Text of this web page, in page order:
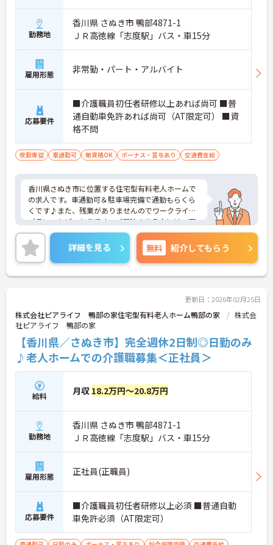
勤務地
香川県 さぬき市 鴨部4871-1
ＪＲ高徳線「志度駅」バス・車15分
雇用形態 非常勤・パート・アルバイト
応募要件
■介護職員初任者研修以上あれば尚可 ■普
通自動車免許あれば尚可（AT限定可） ■資
格不問
夜勤専従 車通勤可 無資格OK ボーナス・賞与あり 交通費支給
香川県さぬき市に位置する住宅型有料老人ホームで
の求人です。車通勤可＆駐車場完備で通勤もらくら
くです♪また、残業がありませんのでワークライフ
バランスもばっちりです。ご興味のある方には、面
接対策ポイントなど、さらに詳細をご案内しますの
でお気軽にご相談ください！
詳細を見る 無料 紹介してもらう
更新日：2026年02月25日
株式会社ピアライフ 鴨部の家住宅型有料老人ホーム鴨部の家
株式会
社ピアライフ 鴨部の家
【香川県／さぬき市】完全週休2日制◎日勤のみ
♪老人ホームでの介護職募集＜正社員＞
給料 月収 18.2万円～20.8万円
勤務地
香川県 さぬき市 鴨部4871-1
ＪＲ高徳線「志度駅」バス・車15分
雇用形態 正社員(正職員)
応募要件
■介護職員初任者研修以上必須 ■普通自動
車免許必須（AT限定可）